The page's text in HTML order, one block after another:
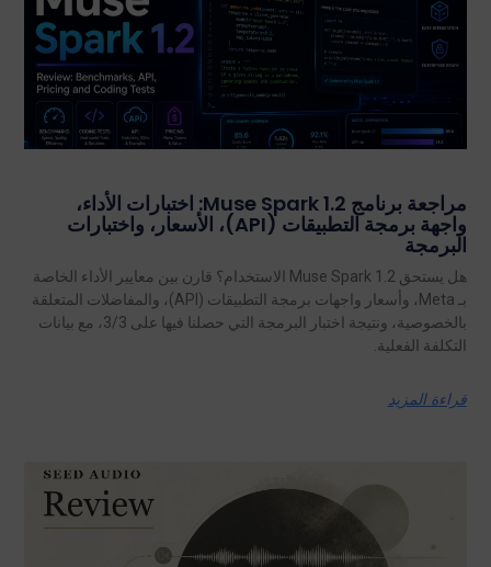
مراجعة برنامج Muse Spark 1.2: اختبارات الأداء،
واجهة برمجة التطبيقات (API)، الأسعار، واختبارات
البرمجة
هل يستحق Muse Spark 1.2 الاستخدام؟ قارن بين معايير الأداء الخاصة
بـ Meta، وأسعار واجهات برمجة التطبيقات (API)، والمفاضلات المتعلقة
بالخصوصية، ونتيجة اختبار البرمجة التي حصلنا فيها على 3/3، مع بيانات
التكلفة الفعلية.
قراءة المزيد